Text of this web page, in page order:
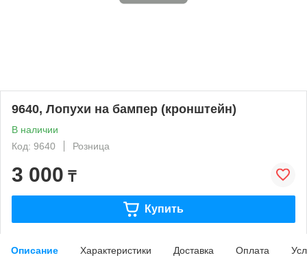
9640, Лопухи на бампер (кронштейн)
В наличии
Код: 9640
Розница
3 000 ₸
Купить
Описание Характеристики Доставка Оплата